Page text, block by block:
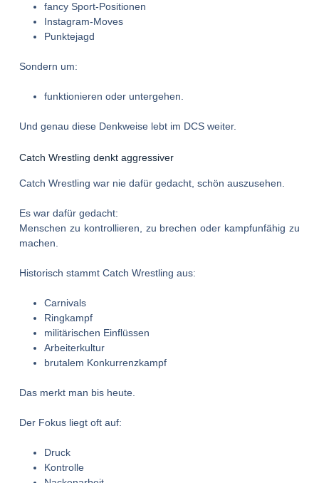
fancy Sport-Positionen
Instagram-Moves
Punktejagd
Sondern um:
funktionieren oder untergehen.
Und genau diese Denkweise lebt im DCS weiter.
Catch Wrestling denkt aggressiver
Catch Wrestling war nie dafür gedacht, schön auszusehen.
Es war dafür gedacht:
Menschen zu kontrollieren, zu brechen oder kampfunfähig zu
machen.
Historisch stammt Catch Wrestling aus:
Carnivals
Ringkampf
militärischen Einflüssen
Arbeiterkultur
brutalem Konkurrenzkampf
Das merkt man bis heute.
Der Fokus liegt oft auf:
Druck
Kontrolle